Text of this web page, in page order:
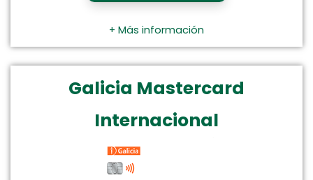
+ Más información
Galicia Mastercard
Internacional